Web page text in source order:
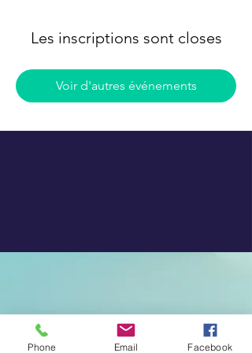
Les inscriptions sont closes
Voir d'autres événements
Phone Email Facebook